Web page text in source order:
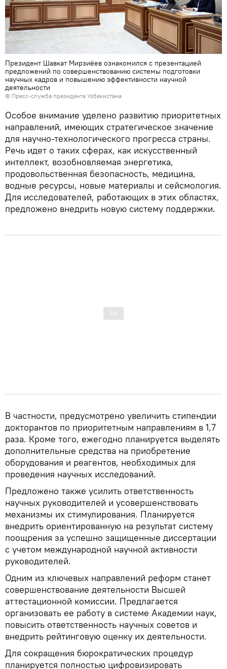
Президент Шавкат Мирзиёев ознакомился с презентацией
предложений по совершенствованию системы подготовки
научных кадров и повышению эффективности научной
деятельности
© Пресс-служба президента Узбекистана
Особое внимание уделено развитию приоритетных
направлений, имеющих стратегическое значение
для научно-технологического прогресса страны.
Речь идет о таких сферах, как искусственный
интеллект, возобновляемая энергетика,
продовольственная безопасность, медицина,
водные ресурсы, новые материалы и сейсмология.
Для исследователей, работающих в этих областях,
предложено внедрить новую систему поддержки.
В частности, предусмотрено увеличить стипендии
докторантов по приоритетным направлениям в 1,7
раза. Кроме того, ежегодно планируется выделять
дополнительные средства на приобретение
оборудования и реагентов, необходимых для
проведения научных исследований.
Предложено также усилить ответственность
научных руководителей и усовершенствовать
механизмы их стимулирования. Планируется
внедрить ориентированную на результат систему
поощрения за успешно защищенные диссертации
с учетом международной научной активности
руководителей.
Одним из ключевых направлений реформ станет
совершенствование деятельности Высшей
аттестационной комиссии. Предлагается
организовать ее работу в системе Академии наук,
повысить ответственность научных советов и
внедрить рейтинговую оценку их деятельности.
Для сокращения бюрократических процедур
планируется полностью цифровизировать